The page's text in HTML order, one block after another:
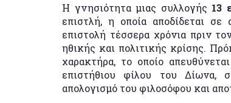
Η γνησιότητα μιας συλλογής 13
επιστλή, η οποία αποδίδεται
επιστολή τέσσερα χρόνια πριν
ηθικής και πολιτικής κρίσης.
χαρακτήρα, το οποίο
επιστήθιου φίλου του Δίωνα,
απολογισμό του φιλοσόφου και